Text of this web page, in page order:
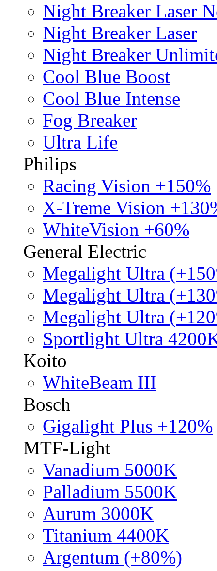
Night Breaker Laser
Night Breaker Laser
Night Breaker
Cool Blue Boost
Cool Blue Intense
Fog Breaker
Ultra Life
Philips
Racing Vision +150%
X-Treme Vision
WhiteVision +60%
General Electric
Megalight Ultra
Megalight Ultra
Megalight Ultra
Sportlight Ultra
Koito
WhiteBeam III
Bosch
Gigalight Plus +120%
MTF-Light
Vanadium 5000K
Palladium 5500K
Aurum 3000K
Titanium 4400K
Argentum (+80%)